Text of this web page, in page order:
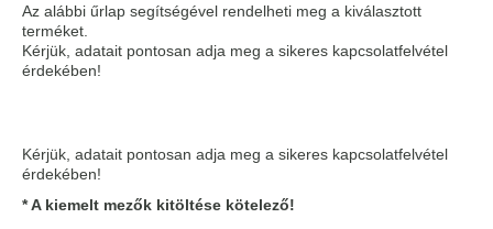
Az alábbi űrlap segítségével rendelheti meg a kiválasztott
terméket.
Kérjük, adatait pontosan adja meg a sikeres kapcsolatfelvétel
érdekében!
Kérjük, adatait pontosan adja meg a sikeres kapcsolatfelvétel
érdekében!
* A kiemelt mezők kitöltése kötelező!